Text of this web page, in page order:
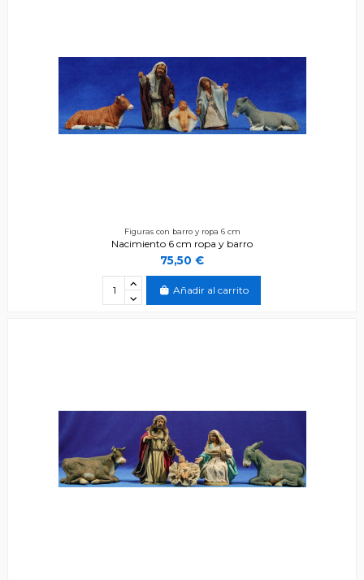
Figuras con barro y ropa 6 cm
Nacimiento 6 cm ropa y barro
75,50 €
Añadir al carrito